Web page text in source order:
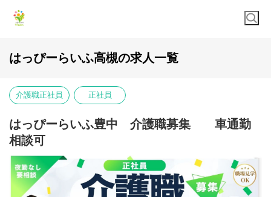
はっぴーらいふ高槻の求人一覧
介護職正社員 正社員
はっぴーらいふ豊中 介護職募集 車通勤
相談可